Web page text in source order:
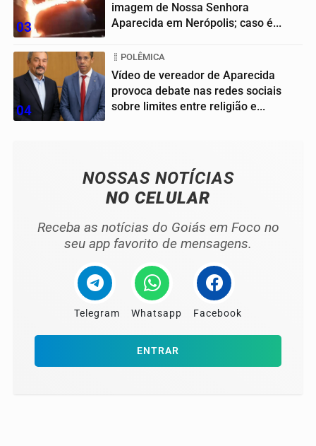
03
imagem de Nossa Senhora
Aparecida em Nerópolis; caso é...
04
POLÊMICA
Vídeo de vereador de Aparecida
provoca debate nas redes sociais
sobre limites entre religião e...
NOSSAS NOTÍCIAS
NO CELULAR
Receba as notícias do Goiás em Foco no
seu app favorito de mensagens.
Telegram Whatsapp Facebook
ENTRAR